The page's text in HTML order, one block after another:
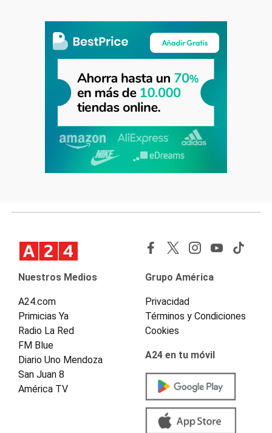
Nuestros Medios
A24.com
Primicias Ya
Radio La Red
FM Blue
Diario Uno Mendoza
San Juan 8
América TV
Grupo América
Privacidad
Términos y Condiciones
Cookies
A24 en tu móvil